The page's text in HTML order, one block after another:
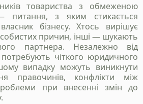
товариства з обмеженою
— питання, з яким стикається
бізнесу. Хтось вирішує
причин, інші — шукають
партнера. Незалежно від
чіткого юридичного
випадку можуть виникнути
правочинів, конфлікти між
при внесенні змін до